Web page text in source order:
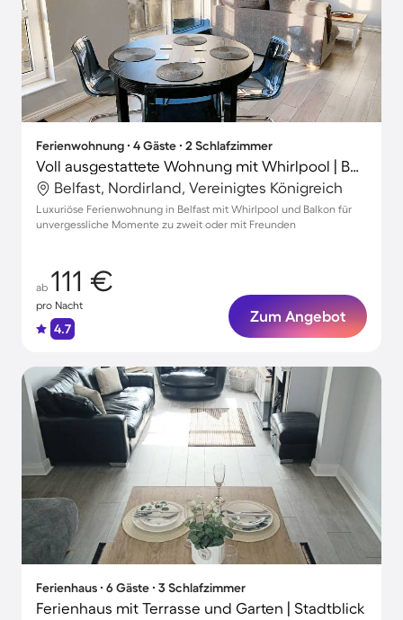
Ferienwohnung ∙ 4 Gäste ∙ 2 Schlafzimmer
Voll ausgestattete Wohnung mit Whirlpool | Belfast City Hall-Nähe | Stadtblick | Perfekt für die Arbeit von Zuhause
Belfast, Nordirland, Vereinigtes Königreich
Luxuriöse Ferienwohnung in Belfast mit Whirlpool und Balkon für
unvergessliche Momente zu zweit oder mit Freunden
ab 111 €
pro Nacht
4.7
Zum Angebot
Ferienhaus ∙ 6 Gäste ∙ 3 Schlafzimmer
Ferienhaus mit Terrasse und Garten | Stadtblick